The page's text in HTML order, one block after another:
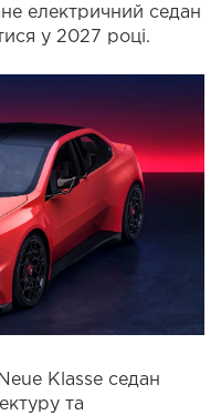
електричний седан
у 2027 році.
Klasse седан
та